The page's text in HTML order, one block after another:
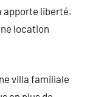
apporte liberté.
location
villa familiale